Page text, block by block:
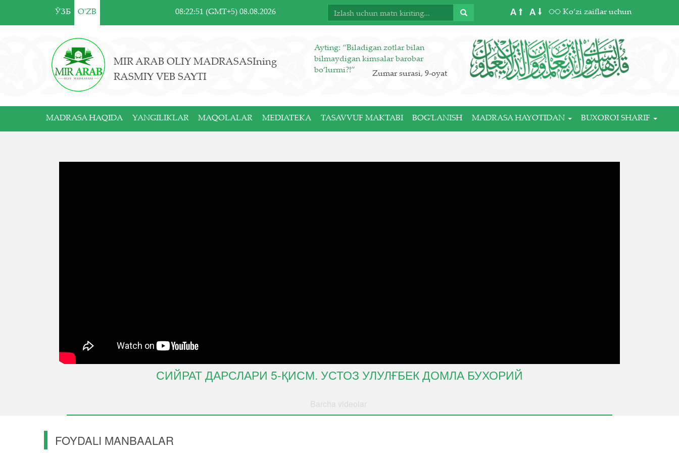
ЎЗБ O'ZB 08:22:51 (GMT+5) 08.08.2026 A A Ko‘zi zaiflar uchun
MIR ARAB OLIY MADRASASIning
RASMIY VEB SAYTI
Ayting: “Biladigan zotlar bilan
bilmaydigan kimsalar barobar
bo‘lurmi?!”
Zumar surasi, 9-oyat
MADRASA HAQIDA YANGILIKLAR MAQOLALAR MEDIATEKA TASAVVUF MAKTABI BOG'LANISH MADRASA HAYOTIDAN BUXOROI SHARIF
СИЙРАТ ДАРСЛАРИ 5-ҚИСМ. УСТОЗ УЛУЛҒБЕК ДОМЛА БУХОРИЙ
Barcha videolar
FOYDALI MANBAALAR